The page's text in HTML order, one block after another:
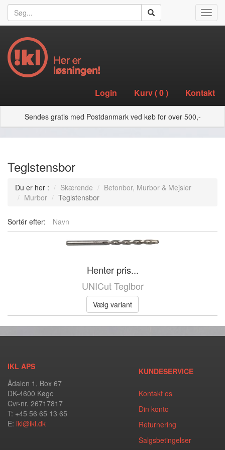
Login Kurv (0) Kontakt
Sendes gratis med Postdanmark ved køb for over 500,-
Teglstensbor
Du er her : Skærende
Betonbor, Murbor & Mejsler
Murbor
Teglstensbor
Sortér efter: Navn
Henter pris...
UNICut Teglbor
Vælg variant
IKL APS
Ådalen 1, Box 67
DK-4600 Køge
Cvr-nr. 26717817
T: +45 56 65 13 65
E: ikl@ikl.dk
KUNDESERVICE
Kontakt os
Din konto
Returnering
Salgsbetingelser